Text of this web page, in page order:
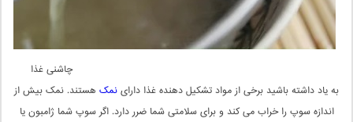
چاشنی غذا
به یاد داشته باشید برخی از مواد تشکیل دهنده غذا داراینمک هستند. نمک بیش از
اندازه سوپ را خراب می کند و برای سلامتی شما ضرر دارد. اگر سوپ شما ژامبون یا